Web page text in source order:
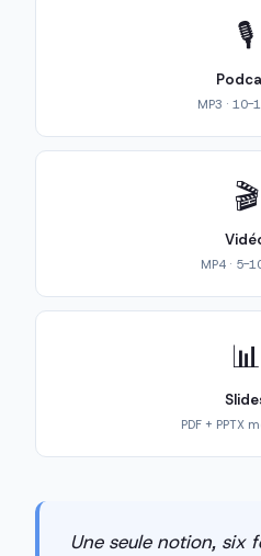
🎙️
MP3 · 10-
🎬
MP4 · 5-
📊
PDF + PPTX
Une seule notion, six